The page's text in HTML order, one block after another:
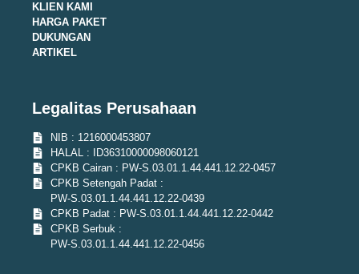
KLIEN KAMI
HARGA PAKET
DUKUNGAN
ARTIKEL
Legalitas Perusahaan
NIB : 1216000453807
HALAL : ID36310000098060121
CPKB Cairan : PW-S.03.01.1.44.441.12.22-0457
CPKB Setengah Padat :
PW-S.03.01.1.44.441.12.22-0439
CPKB Padat : PW-S.03.01.1.44.441.12.22-0442
CPKB Serbuk :
PW-S.03.01.1.44.441.12.22-0456